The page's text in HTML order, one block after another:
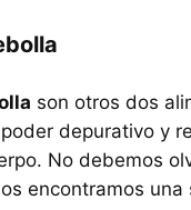
son otros dos
depurativo y
No debemos
encontramos una